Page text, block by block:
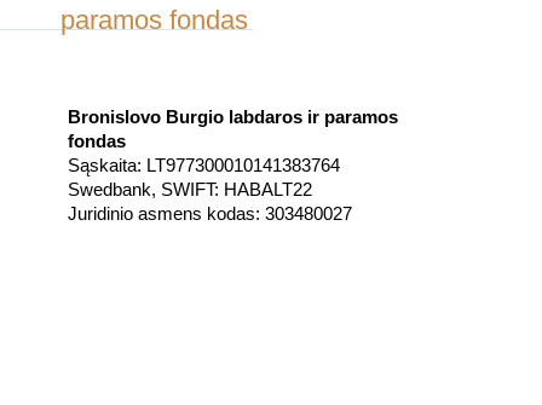
paramos fondas
Bronislovo Burgio labdaros ir paramos
fondas
Sąskaita: LT977300010141383764
Swedbank, SWIFT: HABALT22
Juridinio asmens kodas: 303480027